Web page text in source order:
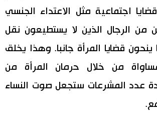
اجتماعية مثل الاعتداء الجنسي
من الرجال الذين لا يستطيعون نقل
ينحون قضايا المرأة جانبا. وهذا يخلق
من خلال حرمان المرأة من
عدد المشرعات ستجعل صوت النساء